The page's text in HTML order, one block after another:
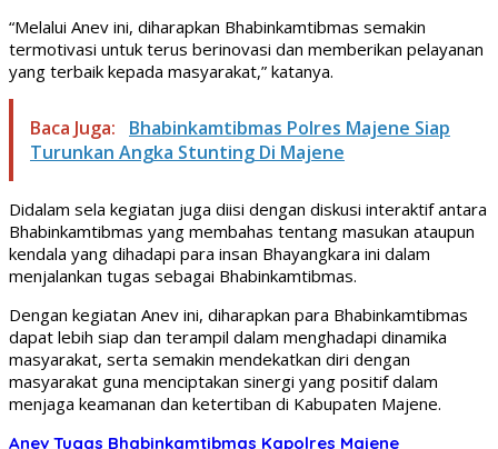
“Melalui Anev ini, diharapkan Bhabinkamtibmas semakin
termotivasi untuk terus berinovasi dan memberikan pelayanan
yang terbaik kepada masyarakat,” katanya.
Baca Juga:
Bhabinkamtibmas Polres Majene Siap
Turunkan Angka Stunting Di Majene
Didalam sela kegiatan juga diisi dengan diskusi interaktif antara
Bhabinkamtibmas yang membahas tentang masukan ataupun
kendala yang dihadapi para insan Bhayangkara ini dalam
menjalankan tugas sebagai Bhabinkamtibmas.
Dengan kegiatan Anev ini, diharapkan para Bhabinkamtibmas
dapat lebih siap dan terampil dalam menghadapi dinamika
masyarakat, serta semakin mendekatkan diri dengan
masyarakat guna menciptakan sinergi yang positif dalam
menjaga keamanan dan ketertiban di Kabupaten Majene.
Anev Tugas Bhabinkamtibmas Kapolres Majene